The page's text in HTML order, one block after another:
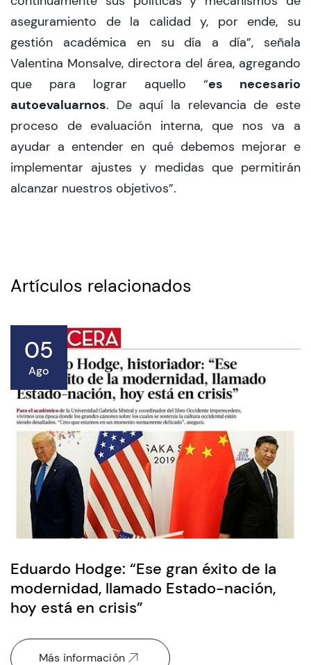
aseguramiento de la calidad y, por ende, su
gestión académica en su día a día”, señala
Valentina Monsalve, directora del área, agregando
que para lograr aquello “es necesario
autoevaluarnos. De aquí la relevancia de este
proceso de evaluación interna, que nos va a
ayudar a entender en qué debemos mejorar e
implementar ajustes y medidas que permitirán
alcanzar nuestros objetivos”.
Artículos relacionados
05
Ago
Eduardo Hodge: “Ese gran éxito de la
modernidad, llamado Estado-nación,
hoy está en crisis”
Más información